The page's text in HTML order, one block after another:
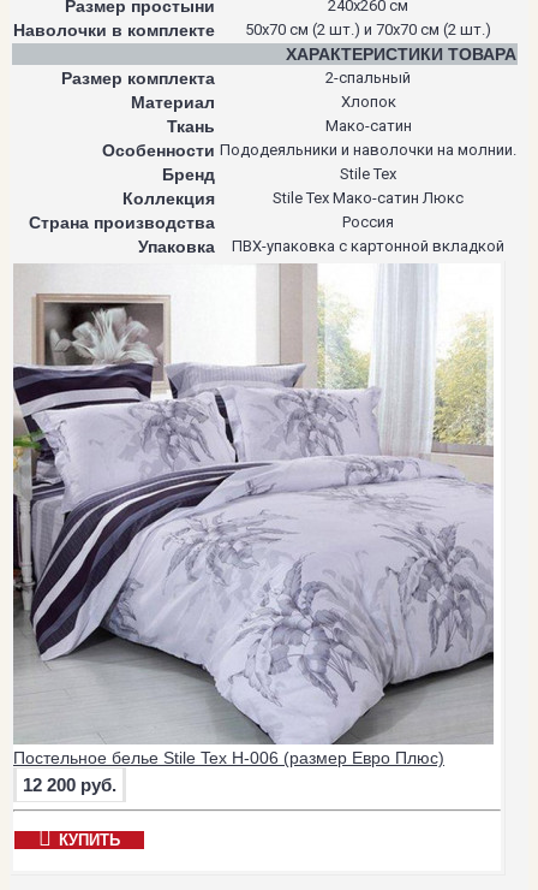
Размер простыни 240х260 см
Наволочки в комплекте 50х70 см (2 шт.) и 70х70 см (2 шт.)
ХАРАКТЕРИСТИКИ ТОВАРА
Размер комплекта
2-спальный
Материал Хлопок
Ткань Мако-сатин
Особенности Пододеяльники и наволочки на молнии.
Бренд Stile Tex
Коллекция Stile Tex Мако-сатин Люкс
Страна производства Россия
Упаковка ПВХ-упаковка с картонной вкладкой
Постельное белье Stile Tex H-006 (размер Евро Плюс)
12 200 руб.
КУПИТЬ